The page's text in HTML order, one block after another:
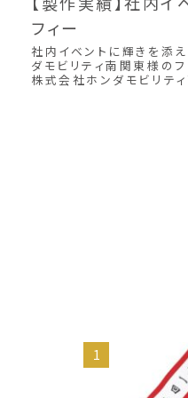
フィー
社内イベントに輝きを添
ダモビリティ南関東様の
株式会社ホンダモビリテ